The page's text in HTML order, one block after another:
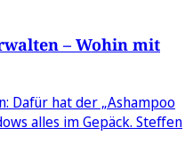
– Wohin mit
Dafür hat der „Ashampoo
alles im Gepäck. Steffen